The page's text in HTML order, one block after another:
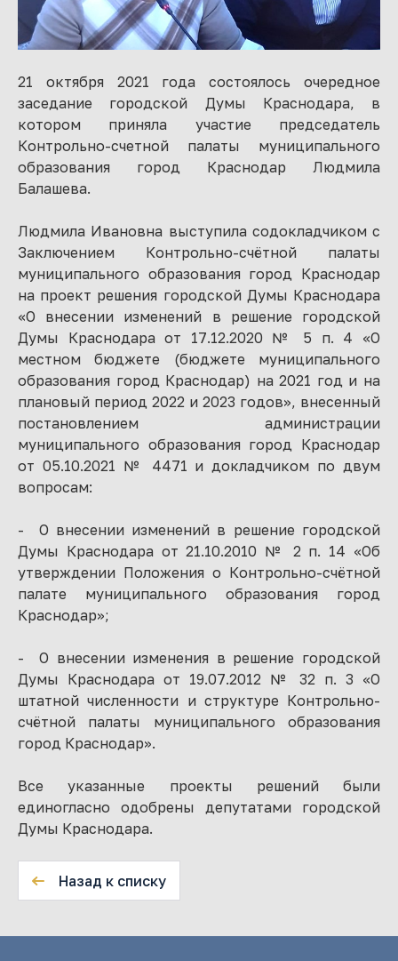
21 октября 2021 года состоялось очередное
заседание городской Думы Краснодара, в
котором приняла участие председатель
Контрольно-счетной палаты муниципального
образования город Краснодар Людмила
Балашева.
Людмила Ивановна выступила содокладчиком с
Заключением Контрольно-счётной палаты
муниципального образования город Краснодар
на проект решения городской Думы Краснодара
«О внесении изменений в решение городской
Думы Краснодара от 17.12.2020 № 5 п. 4 «О
местном бюджете (бюджете муниципального
образования город Краснодар) на 2021 год и на
плановый период 2022 и 2023 годов», внесенный
постановлением администрации
муниципального образования город Краснодар
от 05.10.2021 № 4471 и докладчиком по двум
вопросам:
- О внесении изменений в решение городской
Думы Краснодара от 21.10.2010 № 2 п. 14 «Об
утверждении Положения о Контрольно-счётной
палате муниципального образования город
Краснодар»;
- О внесении изменения в решение городской
Думы Краснодара от 19.07.2012 № 32 п. 3 «О
штатной численности и структуре Контрольно-
счётной палаты муниципального образования
город Краснодар».
Все указанные проекты решений были
единогласно одобрены депутатами городской
Думы Краснодара.
Назад к списку